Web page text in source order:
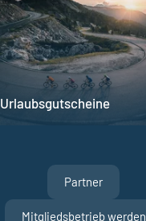
Urlaubsgutscheine
Partner
Mitgliedsbetrieb werden